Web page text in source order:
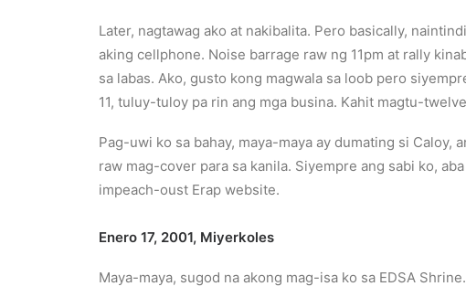
Later, nagtawag ako at nakibalita. Pero basically,
aking cellphone. Noise barrage raw ng 11pm at rally
sa labas. Ako, gusto kong magwala sa loob pero
11, tuluy-tuloy pa rin ang mga busina. Kahit magtu-
Pag-uwi ko sa bahay, maya-maya ay dumating si
raw mag-cover para sa kanila. Siyempre ang sabi ko,
impeach-oust Erap website.
Enero 17, 2001, Miyerkoles
Maya-maya, sugod na akong mag-isa ko sa EDSA